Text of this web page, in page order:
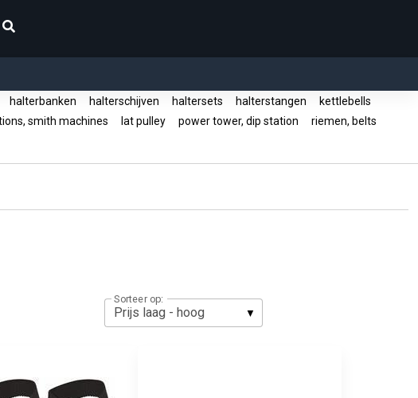
halterbanken halterschijven haltersets halterstangen
kettlebells
smith machines lat pulley power tower, dip station
riemen, belts
Sorteer op: